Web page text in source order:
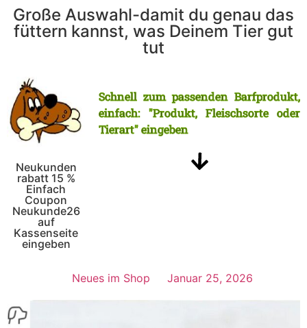
Große Auswahl-damit du genau das
füttern kannst, was Deinem Tier gut
tut
Neukunden
rabatt 15 %
Einfach
Coupon
Neukunde26
auf
Kassenseite
eingeben
Schnell zum passenden Barfprodukt,
einfach: "Produkt, Fleischsorte oder
Tierart" eingeben
Neues im Shop Januar 25, 2026